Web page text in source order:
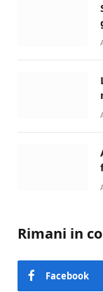
Rimani in
Facebook